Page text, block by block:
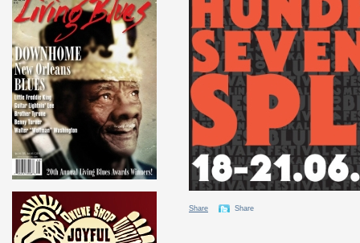
Share Share